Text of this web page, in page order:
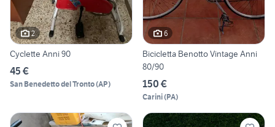
2
Cyclette Anni 90
45 €
San Benedetto del Tronto(AP)
6
Bicicletta Benotto Vintage Anni
80/90
150 €
Carini(PA)